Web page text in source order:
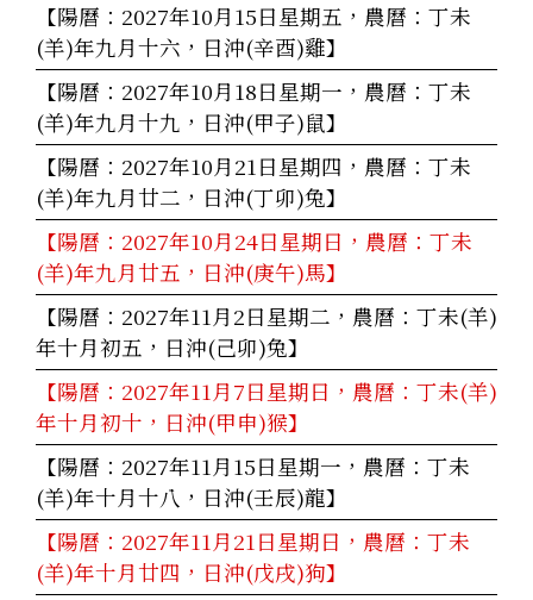
【陽曆：2027年10月15日星期五，農曆：丁未
(羊)年九月十六，日沖(辛酉)雞】
【陽曆：2027年10月18日星期一，農曆：丁未
(羊)年九月十九，日沖(甲子)鼠】
【陽曆：2027年10月21日星期四，農曆：丁未
(羊)年九月廿二，日沖(丁卯)兔】
【陽曆：2027年10月24日星期日，農曆：丁未
(羊)年九月廿五，日沖(庚午)馬】
【陽曆：2027年11月2日星期二，農曆：丁未(羊)
年十月初五，日沖(己卯)兔】
【陽曆：2027年11月7日星期日，農曆：丁未(羊)
年十月初十，日沖(甲申)猴】
【陽曆：2027年11月15日星期一，農曆：丁未
(羊)年十月十八，日沖(壬辰)龍】
【陽曆：2027年11月21日星期日，農曆：丁未
(羊)年十月廿四，日沖(戊戌)狗】